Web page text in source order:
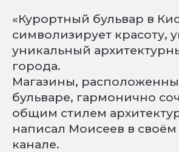
«Курортный бульвар в
символизирует красоту,
уникальный
города.
Магазины,
бульваре, гармонично
общим стилем
написал Моисеев в своём
канале.